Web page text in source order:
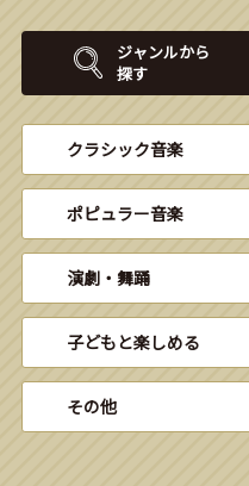
ジャンルから
探す
クラシック音楽
ポピュラー音楽
演劇・舞踊
子どもと楽しめる
その他